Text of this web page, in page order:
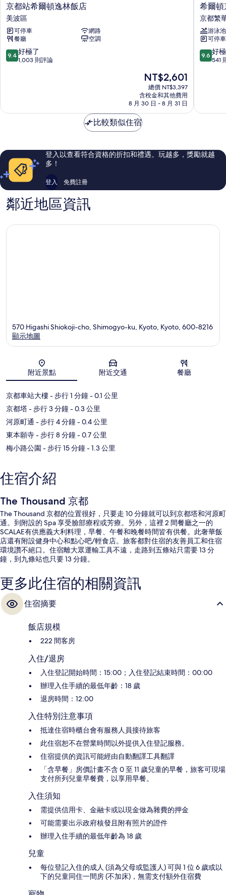
wide,
with
Extra
bed)
的
片
(Super,size
240cm
wide,
with
bed)
京
都
站
希
爾
頓
逸
區
京都站希爾頓逸林飯店
美波區
可停車
網路
餐廳
空調
9.4
分，
極
評
論
9.4 好極了
1,003 則評論
現
在
價
格
為
NT$2,601
總價 NT$3,397
含稅金和其他費用
8 月 30 日 - 8 月 31 日
希
爾
頓
京
都
京
都
希爾頓
京都繁
游泳池
可停車
9.6
分，
極
評
論
9.6 好
541
比較類似住宿
登入以查看符合資格的折扣和禮遇。玩越多，獎勵就越
多！
登入 免費註冊
鄰近地區資訊
地圖
570 Higashi Shiokoji-cho, Shimogyo-ku, Kyoto, Kyoto, 600-8216
顯示地圖
附近景點 附近交通 餐廳
京都車站大樓- 步行 1 分鐘- 0.1 公里
京都塔- 步行 3 分鐘- 0.3 公里
河原町通 - 步行 4 分鐘- 0.4 公里
東本願寺- 步行 8 分鐘- 0.7 公里
梅小路公園 - 步行 15 分鐘- 1.3 公里
住宿介紹
The Thousand 京都
The Thousand 京都的位置很好，只要走 10 分鐘就可以到京都塔和河原町
通。到附設的 Spa 享受臉部療程或芳療。另外，這裡 2 間餐廳之一的
SCALAE有供應義大利料理，早餐、午餐和晚餐時間皆有供餐。此奢華飯
店還有附設健身中心和點心吧/輕食店。旅客都對住宿的友善員工和住宿
環境讚不絕口。住宿離大眾運輸工具不遠，走路到五條站只需要 13 分
鐘，到九條站也只要 13 分鐘。
更多此住宿的相關資訊
住宿摘要
飯店規模
222 間客房
入住/退房
入住登記開始時間：15:00；入住登記結束時間：00:00
辦理入住手續的最低年齡：18 歲
退房時間：12:00
入住特別注意事項
抵達住宿時櫃台會有服務人員接待旅客
此住宿恕不在營業時間以外提供入住登記服務。
住宿提供的資訊可能經由自動翻譯工具翻譯
「含早餐」房價計畫不含 0 至 11 歲兒童的早餐，旅客可現場
支付所列兒童早餐費，以享用早餐。
入住須知
需提供信用卡、金融卡或以現金做為雜費的押金
可能需要出示政府核發且附有照片的證件
辦理入住手續的最低年齡為 18 歲
兒童
每位登記入住的成人 (須為父母或監護人) 可與 1 位 6 歲或以
下的兒童同住一間房 (不加床)，無需支付額外住宿費